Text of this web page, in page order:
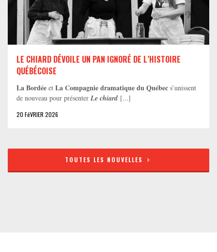
LE CHIARD DÉVOILE UN PAN IGNORÉ DE L’HISTOIRE
QUÉBÉCOISE
La Bordée et La Compagnie dramatique du Québec s’unissent
de nouveau pour présenter Le chiard [...]
20 FéVRIER 2026
TOUTES LES NOUVELLES